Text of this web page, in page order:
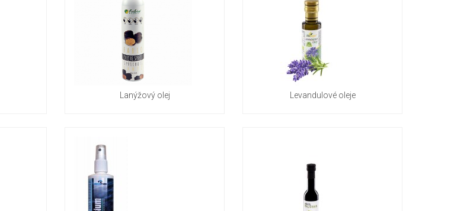
Lanýžový olej Levandulové oleje